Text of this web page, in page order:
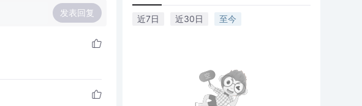
发表回复
近7日 近30日 至今